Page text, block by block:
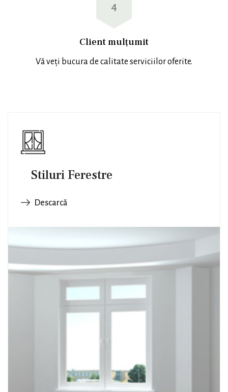
4
Client mulțumit
Vă veți bucura de calitate serviciilor oferite.
Stiluri Ferestre
Descarcă